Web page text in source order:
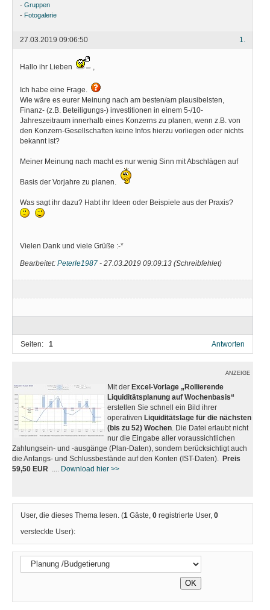
- Gruppen
- Fotogalerie
1.
27.03.2019 09:06:50
Hallo ihr Lieben
Ich habe eine Frage.
Wie wäre es eurer Meinung nach am besten/am plausibelsten,
Finanz- (z.B. Beteiligungs-) investitionen in einem 5-/10-
Jahreszeitraum innerhalb eines Konzerns zu planen, wenn z.B. von
den Konzern-Gesellschaften keine Infos hierzu vorliegen oder nichts
bekannt ist?
Meiner Meinung nach macht es nur wenig Sinn mit Abschlägen auf
Basis der Vorjahre zu planen.
Was sagt ihr dazu? Habt ihr Ideen oder Beispiele aus der Praxis?
Vielen Dank und viele Grüße :-*
Bearbeitet: Peterle1987 - 27.03.2019 09:09:13 (Schreibfehlet)
Seiten: 1 Antworten
ANZEIGE
Mit der Excel-Vorlage „Rollierende
Liquiditätsplanung auf Wochenbasis“
erstellen Sie schnell ein Bild ihrer
operativen Liquiditätslage für die nächsten
(bis zu 52) Wochen . Die Datei erlaubt nicht
nur die Eingabe aller voraussichtlichen
Zahlungsein- und -ausgänge (Plan-Daten), sondern berücksichtigt auch
die Anfangs- und Schlussbestände auf den Konten (IST-Daten).
Preis
59,50 EUR
Download hier >>
User, die dieses Thema lesen. (1 Gäste,0 registrierte User,0
versteckte User):